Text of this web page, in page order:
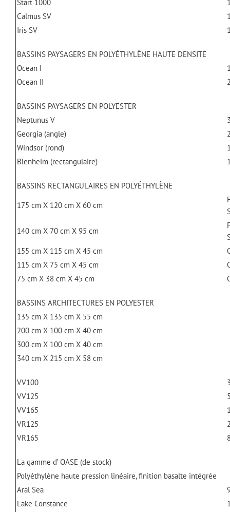
Start 1000
Calmus SV
Iris SV
BASSINS PAYSAGERS EN POLYÉTHYLÈNE HAUTE DENSITE
Ocean I
Ocean II
BASSINS PAYSAGERS EN POLYESTER
Neptunus V
Georgia (angle)
Windsor (rond)
Blenheim (rectangulaire)
BASSINS RECTANGULAIRES EN POLYÉTHYLÈNE
175 cm X 120 cm X 60 cm
140 cm X 70 cm X 95 cm
155 cm X 115 cm X 45 cm
115 cm X 75 cm X 45 cm
75 cm X 38 cm X 45 cm
BASSINS ARCHITECTURES EN POLYESTER
135 cm X 135 cm X 55 cm
200 cm X 100 cm X 40 cm
300 cm X 100 cm X 40 cm
340 cm X 215 cm X 58 cm
VV100
VV125
VV165
VR125
VR165
La gamme d’ OASE (de stock)
Polyéthylène haute pression linéaire, finition basalte intégrée
Aral Sea
Lake Constance